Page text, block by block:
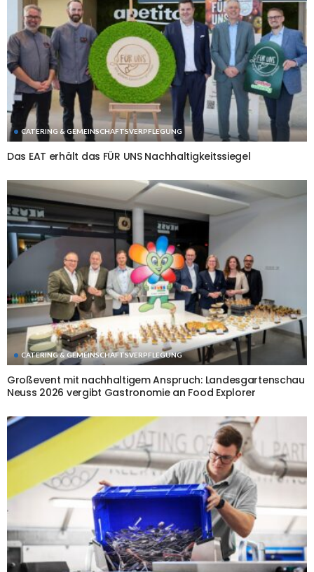
CATERING & GEMEINSCHAFTSVERPFLEGUNG
Das EAT erhält das FÜR UNS Nachhaltigkeitssiegel
CATERING & GEMEINSCHAFTSVERPFLEGUNG
Großevent mit nachhaltigem Anspruch: Landesgartenschau
Neuss 2026 vergibt Gastronomie an Food Explorer